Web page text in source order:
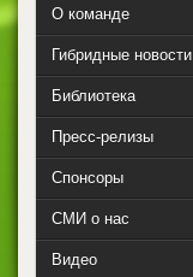
О команде
Гибридные новости
Библиотека
Пресс-релизы
Спонсоры
СМИ о нас
Видео